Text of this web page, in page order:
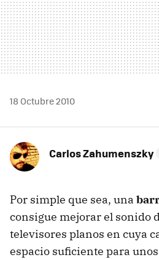
18 Octubre 2010
Carlos Zahumenszky
Por simple que sea, una
consigue mejorar el sonido
televisores planos en cuya
espacio suficiente para